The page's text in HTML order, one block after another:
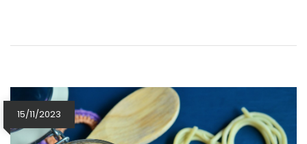
15/11/2023